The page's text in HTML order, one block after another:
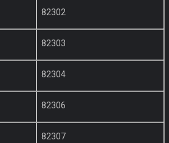
82302
82303
82304
82306
82307